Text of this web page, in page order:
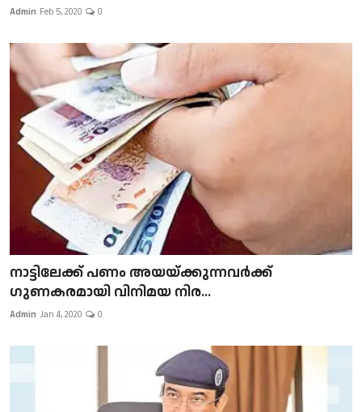
Admin Feb 5, 2020 0
നാട്ടിലേക്ക് പണം അയയ്ക്കുന്നവർക്ക്
ഗുണകരമായി വിനിമയ നിര...
Admin Jan 4, 2020 0